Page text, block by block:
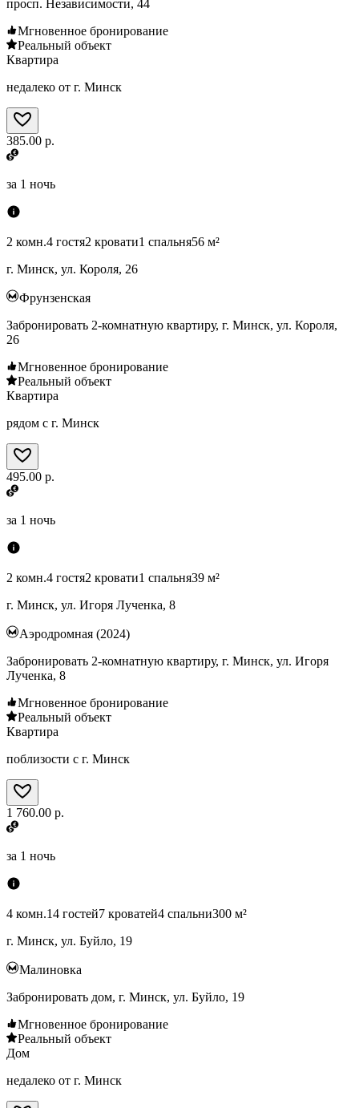
просп. Независимости, 44
Мгновенное бронирование
Реальный объект
Квартира
недалеко от г. Минск
385.00 р.
за 1 ночь
2 комн.4 гостя2 кровати1 спальня56 м²
г. Минск, ул. Короля, 26
Фрунзенская
Забронировать 2-комнатную квартиру, г. Минск, ул. Короля,
26
Мгновенное бронирование
Реальный объект
Квартира
рядом с г. Минск
495.00 р.
за 1 ночь
2 комн.4 гостя2 кровати1 спальня39 м²
г. Минск, ул. Игоря Лученка, 8
Аэродромная (2024)
Забронировать 2-комнатную квартиру, г. Минск, ул. Игоря
Лученка, 8
Мгновенное бронирование
Реальный объект
Квартира
поблизости с г. Минск
1 760.00 р.
за 1 ночь
4 комн.14 гостей7 кроватей4 спальни300 м²
г. Минск, ул. Буйло, 19
Малиновка
Забронировать дом, г. Минск, ул. Буйло, 19
Мгновенное бронирование
Реальный объект
Дом
недалеко от г. Минск